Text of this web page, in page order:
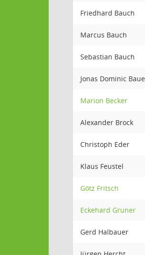
Friedhard Bauch
Marcus Bauch
Sebastian Bauch
Jonas Dominic
Marion Becker
Alexander Brock
Christoph Eder
Klaus Feustel
Götz Fritsch
Eckehard Gruner
Gerd Halbauer